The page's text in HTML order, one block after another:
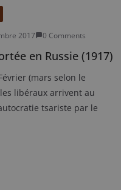
2017 0 Comments
en Russie (1917)
(mars selon le
libéraux arrivent au
tsariste par le